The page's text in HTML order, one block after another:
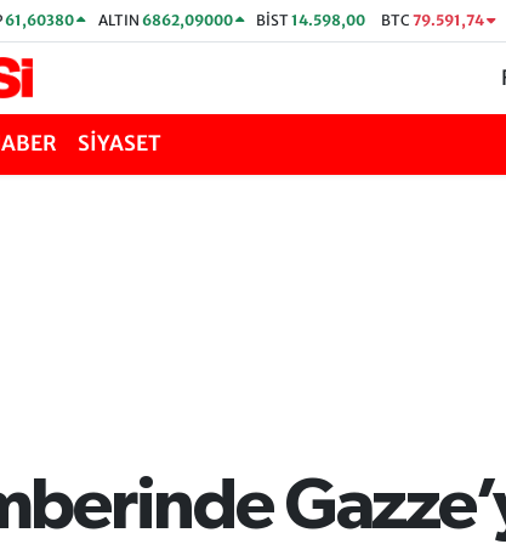
61,60380 ALTIN 6862,09000 BİST14.598,00 BTC 79.591,74
SİYASET